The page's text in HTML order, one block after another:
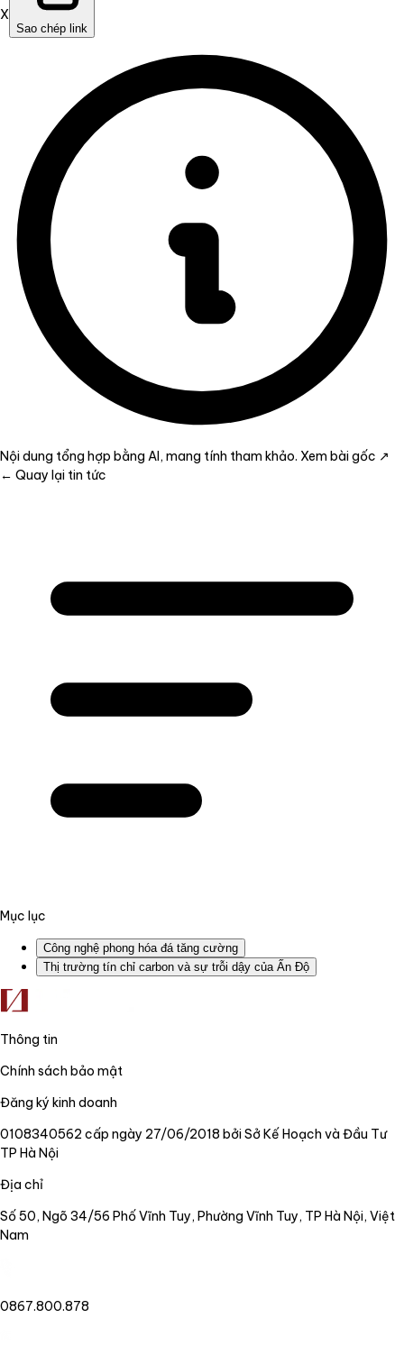
X
Sao chép link
Nội dung tổng hợp bằng AI, mang tính tham khảo. Xem bài gốc ↗
← Quay lại tin tức
Mục lục
Công nghệ phong hóa đá tăng cường
Thị trường tín chỉ carbon và sự trỗi dậy của Ấn Độ
Thông tin
Chính sách bảo mật
Đăng ký kinh doanh
0108340562 cấp ngày 27/06/2018 bởi Sở Kế Hoạch và Đầu Tư
TP Hà Nội
Địa chỉ
Số 50, Ngõ 34/56 Phố Vĩnh Tuy, Phường Vĩnh Tuy, TP Hà Nội, Việt
Nam
0867.800.878